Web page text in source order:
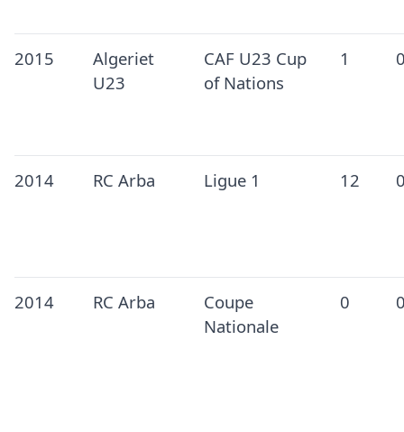
2015
Algeriet
U23
CAF U23 Cup
of Nations
1
2014 RC Arba Ligue 1 12
2014 RC Arba
Coupe
Nationale
0